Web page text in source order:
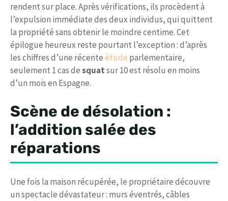
rendent sur place. Après vérifications, ils procèdent à
l’expulsion immédiate des deux individus, qui quittent
la propriété sans obtenir le moindre centime. Cet
épilogue heureux reste pourtant l’exception : d’après
les chiffres d’une récenteétude parlementaire,
seulement 1 cas desquatsur 10 est résolu en moins
d’un mois en Espagne.
Scène de désolation :
l’addition salée des
réparations
Une fois la maison récupérée, le propriétaire découvre
un spectacle dévastateur : murs éventrés, câbles